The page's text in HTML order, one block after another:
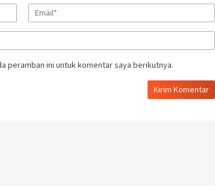
peramban ini untuk komentar saya berikutnya.